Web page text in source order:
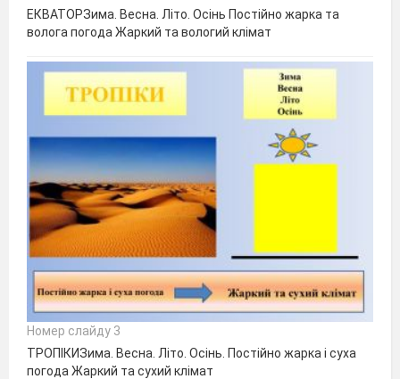
ЕКВАТОРЗима. Весна. Літо. Осінь Постійно жарка та
волога погода Жаркий та вологий клімат
Номер слайду 3
ТРОПІКИЗима. Весна. Літо. Осінь. Постійно жарка і суха
погода Жаркий та сухий клімат